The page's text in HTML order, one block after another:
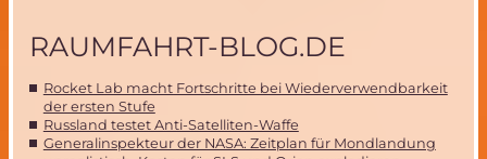
RAUMFAHRT-BLOG.DE
Rocket Lab macht Fortschritte bei Wiederverwendbarkeit
der ersten Stufe
Russland testet Anti-Satelliten-Waffe
Generalinspekteur der NASA: Zeitplan für Mondlandung